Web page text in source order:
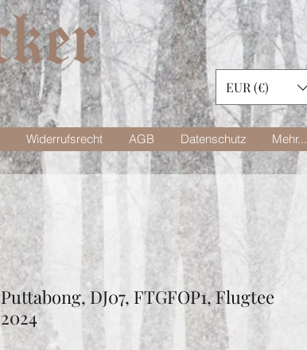
EUR (€)
Widerrufsrecht AGB Datenschutz Mehr...
Puttabong, DJ07, FTGFOP1, Flugtee
2024